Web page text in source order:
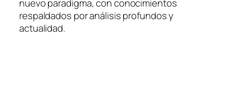
nuevo paradigma, con conocimientos
respaldados por análisis profundos y
actualidad.